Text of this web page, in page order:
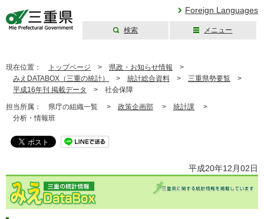
Foreign Languages
検索 メニュー
現在位置： トップページ > 県政・お知らせ情報 >
みえDATABOX（三重の統計）
> 統計総合資料 > 三重県勢要覧 >
平成16年刊 掲載データ
> 社会保障
担当所属： 県庁の組織一覧 > 政策企画部 > 統計課 >
分析・情報班
平成20年12月02日